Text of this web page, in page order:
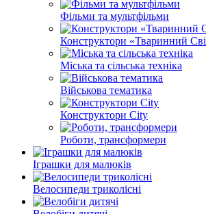
Фільми та мультфільми
Конструктори «Тваринний
Міська та сільська техніка
Військова тематика
Конструктори City
Роботи, трансформери
Іграшки для малюків
Велосипеди триколісні